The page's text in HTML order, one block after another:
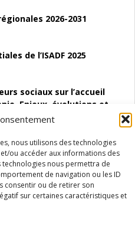
nous utilisons des technologies
ou accéder aux informations des
nous permettra de
de navigation ou les ID
consentir ou de retirer son
sur certaines caractéristiques et
2026-2031
de l’ISADF 2025
sociaux sur l’accueil
Enjeux, évolutions et
d’emploi (SAACE)
:quels indicateurs